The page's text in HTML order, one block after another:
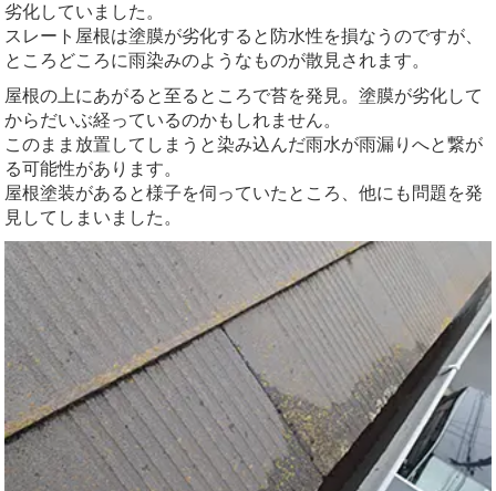
劣化していました。
スレート屋根は塗膜が劣化すると防水性を損なうのですが、
ところどころに雨染みのようなものが散見されます。
屋根の上にあがると至るところで苔を発見。塗膜が劣化して
からだいぶ経っているのかもしれません。
このまま放置してしまうと染み込んだ雨水が雨漏りへと繋が
る可能性があります。
屋根塗装があると様子を伺っていたところ、他にも問題を発
見してしまいました。